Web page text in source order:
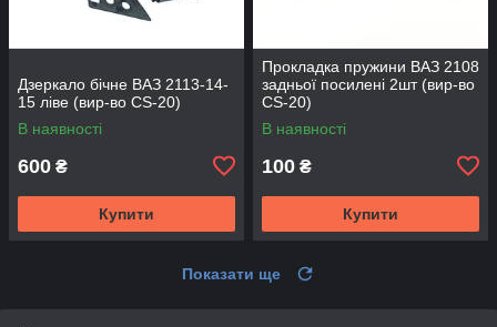
Дзеркало бічне ВАЗ 2113-14-
15 ліве (вир-во CS-20)
В наявності
600 ₴
Купити
Прокладка пружини ВАЗ 2108
задньої посилені 2шт (вир-во
CS-20)
В наявності
100 ₴
Купити
Показати ще